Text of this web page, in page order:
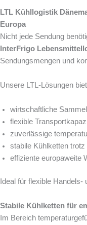
LTL Kühllogistik
Europa
Nicht jede Sendung
InterFrigo
Sendungsmengen und
Unsere LTL-Lösungen
wirtschaftliche
flexible
zuverlässige
stabile Kühlketten trotz
effiziente europaweite
Ideal für flexible
Stabile Kühlketten für
Im Bereich